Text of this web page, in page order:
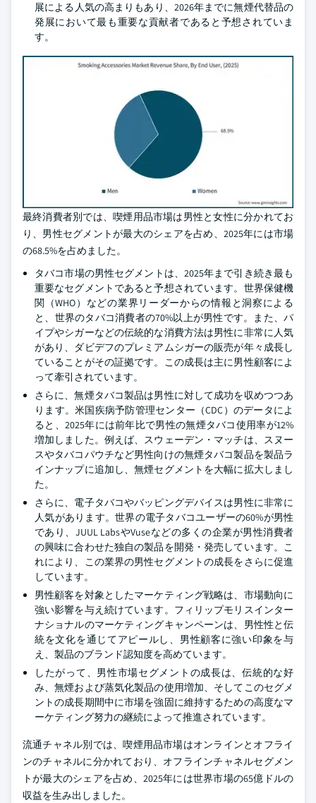
展による人気の高まりもあり、2026年までに無煙代替品の
発展において最も重要な貢献者であると予想されていま
す。
最終消費者別では、喫煙用品市場は男性と女性に分かれてお
り、男性セグメントが最大のシェアを占め、2025年には市場
の68.5%を占めました。
タバコ市場の男性セグメントは、2025年まで引き続き最も
重要なセグメントであると予想されています。世界保健機
関（WHO）などの業界リーダーからの情報と洞察による
と、世界のタバコ消費者の70%以上が男性です。また、パ
イプやシガーなどの伝統的な消費方法は男性に非常に人気
があり、ダビデフのプレミアムシガーの販売が年々成長し
ていることがその証拠です。この成長は主に男性顧客によ
って牽引されています。
さらに、無煙タバコ製品は男性に対して成功を収めつつあ
ります。米国疾病予防管理センター（CDC）のデータによ
ると、2025年には前年比で男性の無煙タバコ使用率が12%
増加しました。例えば、スウェーデン・マッチは、スヌー
スやタバコパウチなど男性向けの無煙タバコ製品を製品ラ
インナップに追加し、無煙セグメントを大幅に拡大しまし
た。
さらに、電子タバコやバッピングデバイスは男性に非常に
人気があります。世界の電子タバコユーザーの60%が男性
であり、JUUL LabsやVuseなどの多くの企業が男性消費者
の興味に合わせた独自の製品を開発・発売しています。こ
れにより、この業界の男性セグメントの成長をさらに促進
しています。
男性顧客を対象としたマーケティング戦略は、市場動向に
強い影響を与え続けています。フィリップモリスインター
ナショナルのマーケティングキャンペーンは、男性性と伝
統を文化を通じてアピールし、男性顧客に強い印象を与
え、製品のブランド認知度を高めています。
したがって、男性市場セグメントの成長は、伝統的な好
み、無煙および蒸気化製品の使用増加、そしてこのセグメ
ントの成長期間中に市場を強固に維持するための高度なマ
ーケティング努力の継続によって推進されています。
流通チャネル別では、喫煙用品市場はオンラインとオフライ
ンのチャネルに分かれており、オフラインチャネルセグメン
トが最大のシェアを占め、2025年には世界市場の65億ドルの
収益を生み出しました。